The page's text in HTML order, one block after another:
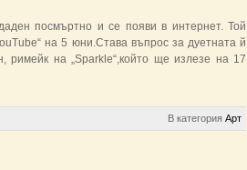
посмъртно и се появи в интернет. Той
на 5 юни.Става въпрос за дуетната й
на „Sparkle“,който ще излезе на 17
В категория Арт